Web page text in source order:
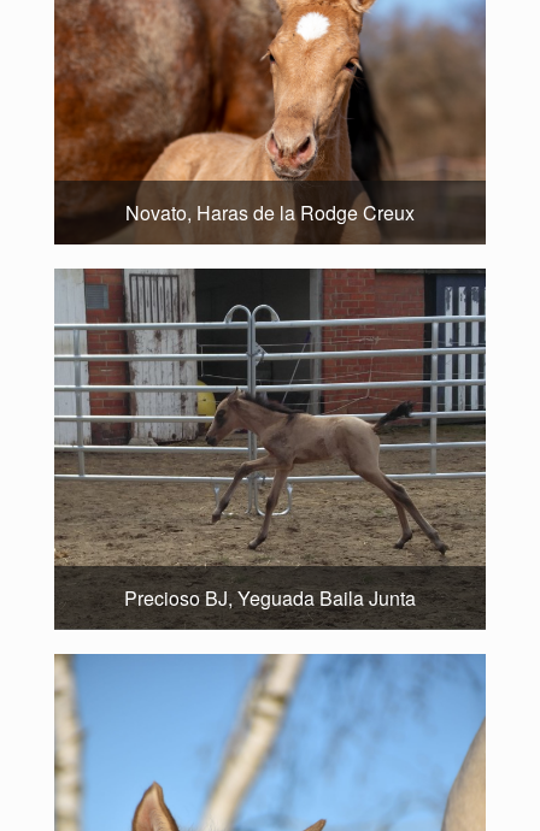
Novato, Haras de la Rodge Creux
Precioso BJ, Yeguada Baila Junta